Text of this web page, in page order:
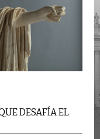
DESAFÍA EL